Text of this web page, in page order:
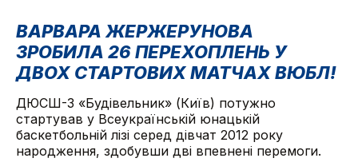
ВАРВАРА ЖЕРЖЕРУНОВА
ЗРОБИЛА 26 ПЕРЕХОПЛЕНЬ У
ДВОХ СТАРТОВИХ МАТЧАХ ВЮБЛ!
ДЮСШ-3 «Будівельник» (Київ) потужно
стартував у Всеукраїнській юнацькій
баскетбольній лізі серед дівчат 2012 року
народження, здобувши дві впевнені перемоги.